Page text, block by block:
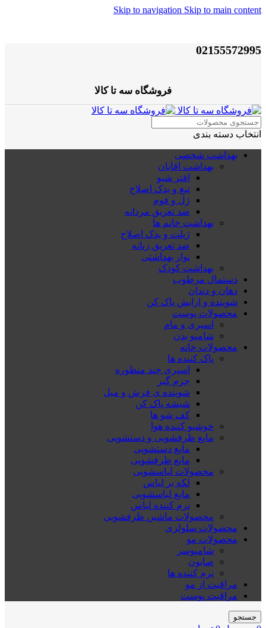
Skip to navigation Skip to main content
02155572995
فروشگاه سه تا کالا
انتخاب دسته بندی
بهداشت شخصی
بهداشت اقایان
افتر شیو
تیغ و یدک اصلاح
ژل و فوم
ضد تعریق مردانه
بهداشت خانم ها
ژیلت و یدک اصلاح
ضد تعریق زنانه
نوار بهداشتی
بهداشت کودک
دستمال مرطوب
دهان و دندان
شوینده و ارایش پاک کن
محصولات پوست
اسپری و مام
شامپو بدن
محصولات خانه
پاک کننده ها
اسپری چند منظوره
جرم گیر
شوینده ی فرش و مبل
شیشه پاک کن
کف شو ها
خوشبو کننده هوا
مایع ظرفشویی و دستشویی
مایع دستشویی
مایع ظرفشویی
محصولات لباسشویی
لکه بر لباس
مایع لباسشویی
نرم کننده لباس
محصولات ماشین ظرفشویی
محصولات سلولزی
محصولات مو
شامپوسر
صابون
نرم کننده ها
مراقبت از مو
مراقبت پوست
جستجو